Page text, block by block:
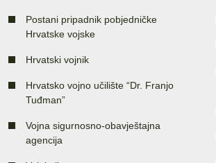
Postani pripadnik pobjedničke
Hrvatske vojske
Hrvatski vojnik
Hrvatsko vojno učilište “Dr. Franjo
Tuđman”
Vojna sigurnosno-obavještajna
agencija